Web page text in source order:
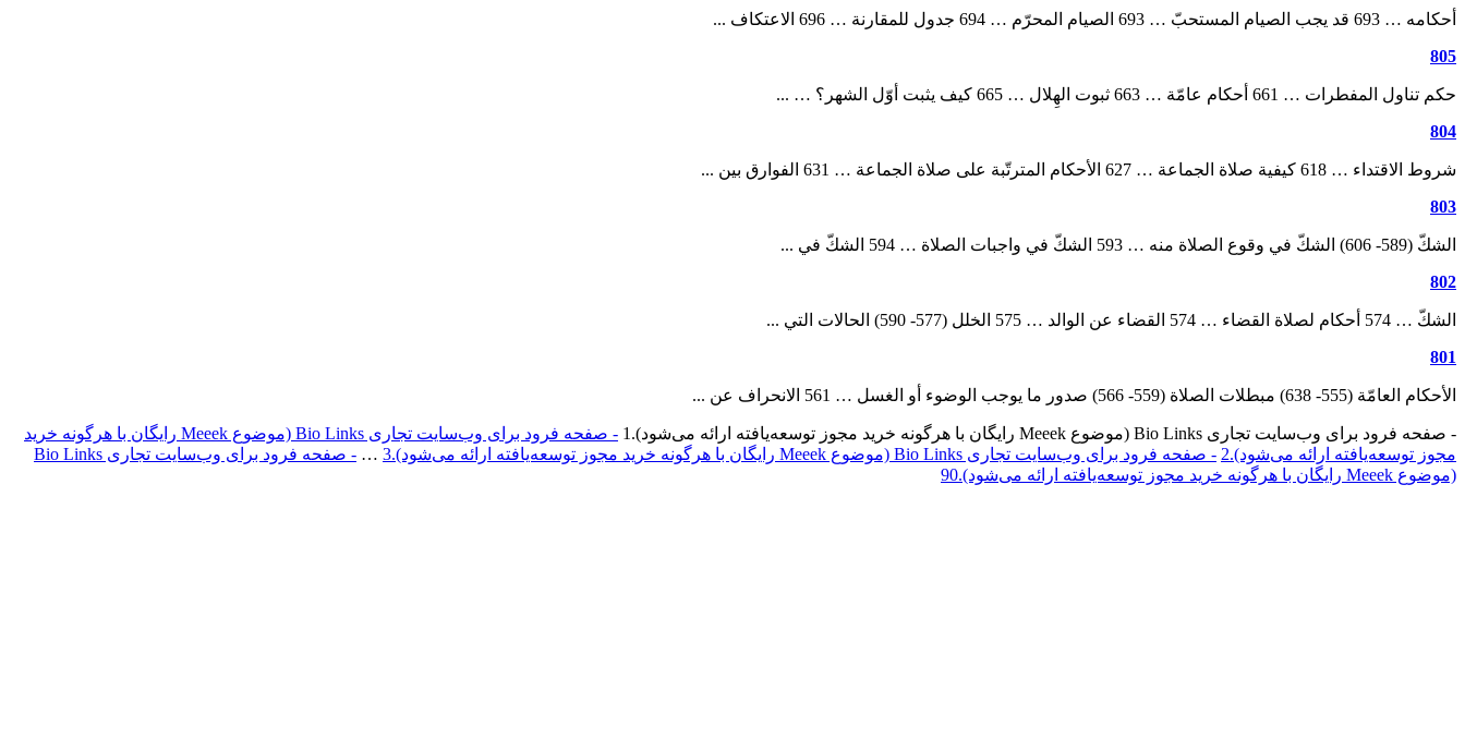
أحكامه … 693 قد يجب الصيام المستحبّ … 693 الصيام المحرّم … 694 جدول للمقارنة … 696 الاعتكاف‏ ...
805
حكم تناول المفطرات … 661 أحكام عامّة … 663 ثبوت الهِلال … 665 كيف يثبت أوّل الشهر؟ … ...
804
شروط الاقتداء … 618 كيفية صلاة الجماعة … 627 الأحكام المترتّبة على صلاة الجماعة … 631 الفوارق بين ...
803
الشكّ‏ (589- 606) الشكّ في وقوع الصلاة منه … 593 الشكّ في واجبات الصلاة … 594 الشكّ في ...
802
الشكّ … 574 أحكام لصلاة القضاء … 574 القضاء عن الوالد … 575 الخلل‏ (577- 590) الحالات التي ...
801
الأحكام العامّة (555- 638) مبطلات الصلاة (559- 566) صدور ما يوجب الوضوء أو الغسل … 561 الانحراف عن ...
- صفحه فرود برای وب‌سایت تجاری Bio Links (موضوع Meeek رایگان با هرگونه خرید مجوز توسعه‌یافته ارائه می‌شود). 1
- صفحه فرود برای وب‌سایت تجاری Bio Links (موضوع Meeek رایگان با هرگونه خرید
مجوز توسعه‌یافته ارائه می‌شود).2 - صفحه فرود برای وب‌سایت تجاری Bio Links (موضوع Meeek رایگان با هرگونه خرید مجوز توسعه‌یافته ارائه می‌شود). 3
…
- صفحه فرود برای وب‌سایت تجاری Bio Links
(موضوع Meeek رایگان با هرگونه خرید مجوز توسعه‌یافته ارائه می‌شود).
90